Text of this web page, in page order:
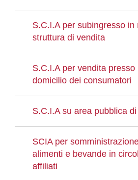
S.C.I.A per subingresso in
struttura di vendita
S.C.I.A per vendita presso
domicilio dei consumatori
S.C.I.A su area pubblica
SCIA per
alimenti e bevande in
affiliati